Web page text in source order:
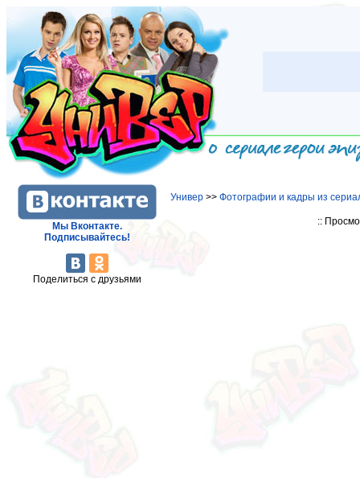
Мы Вконтакте.
Подписывайтесь!
Поделиться с друзьями
Универ >> Фотографии и кадры из
::